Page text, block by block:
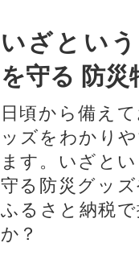
いざとい
を守る 防災
日頃から備え
ッズをわかり
ます。いざと
守る防災グッ
ふるさと納税
か？